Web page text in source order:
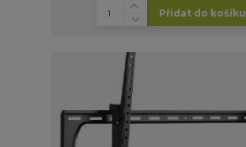
Přidat do košíku